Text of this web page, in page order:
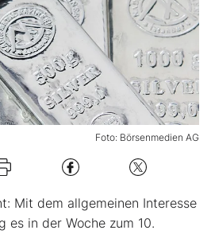
Foto: Börsenmedien AG
Mit dem allgemeinen Interesse
es in der Woche zum 10.